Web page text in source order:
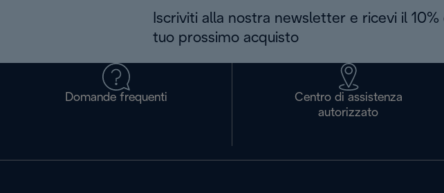
Iscriviti alla nostra newsletter e ricevi il
tuo prossimo acquisto
Domande frequenti
Centro di assistenza
autorizzato